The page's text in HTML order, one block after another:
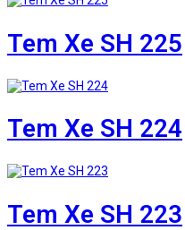
Tem Xe SH 225
Tem Xe SH 224
Tem Xe SH 223